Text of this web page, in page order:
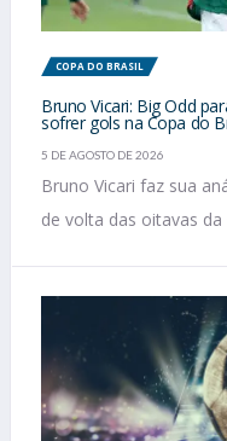
COPA DO BRASIL
Bruno Vicari: Big Odd
sofrer gols na Copa do
5 DE AGOSTO DE 2026
Bruno Vicari faz sua
de volta das oitavas